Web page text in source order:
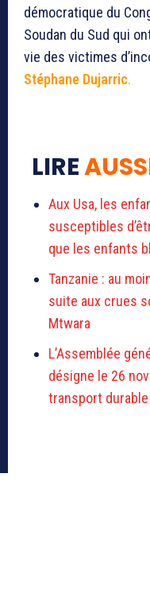
démocratique du
Soudan du Sud qui
vie des victimes
Stéphane Dujarric.
LIRE
Aux Usa, les
susceptibles
que les enfants
Tanzanie : au
suite aux crues
Mtwara
L’Assemblée
désigne le 26
transport durable